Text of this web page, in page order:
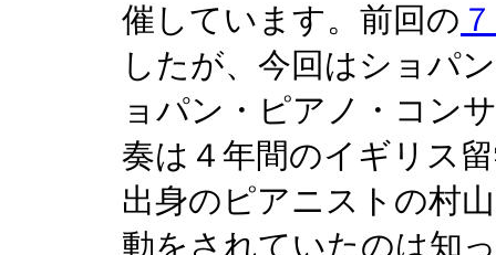
催しています。前回の
したが、今回はショパ
ョパン・ピアノ・コン
奏は４年間のイギリス
出身のピアニストの村
動をされていたのは知